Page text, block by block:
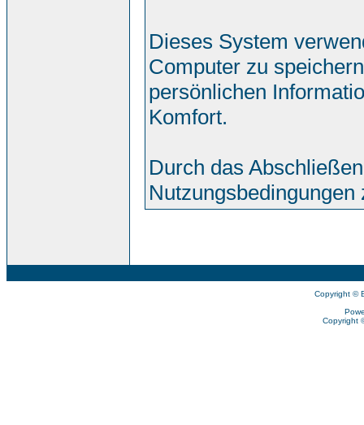
Dieses System
Computer zu
persönlichen
Komfort.
Durch das
Nutzungsbedingungen
Copyright ©
Copyright